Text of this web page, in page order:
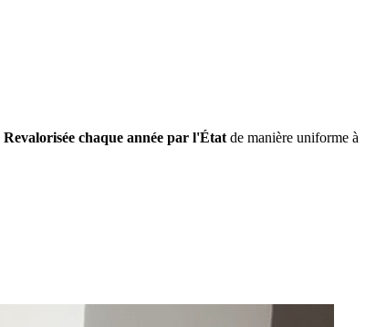
Revalorisée chaque année par l'État de manière uniforme à